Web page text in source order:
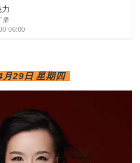
播
06:00
月29日 星期四